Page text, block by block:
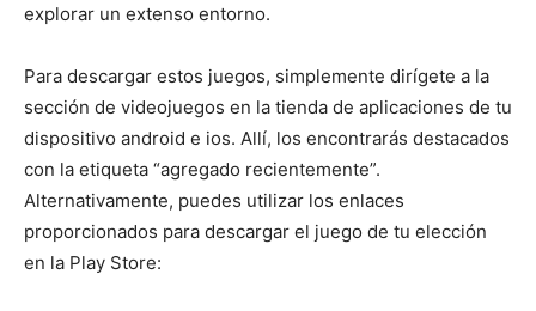
explorar un extenso entorno.
Para descargar estos juegos, simplemente dirígete a la
sección de videojuegos en la tienda de aplicaciones de tu
dispositivo android e ios. Allí, los encontrarás destacados
con la etiqueta “agregado recientemente”.
Alternativamente, puedes utilizar los enlaces
proporcionados para descargar el juego de tu elección
en la Play Store: